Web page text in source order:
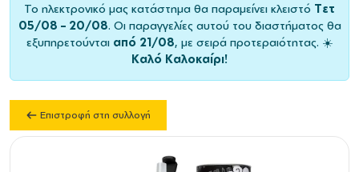
Το ηλεκτρονικό μας κατάστημα θα παραμείνει κλειστό Τετ
05/08 – 20/08. Οι παραγγελίες αυτού του διαστήματος θα
εξυπηρετούνται από 21/08, με σειρά προτεραιότητας. ☀️
Καλό Καλοκαίρι!
Επιστροφή στη συλλογή